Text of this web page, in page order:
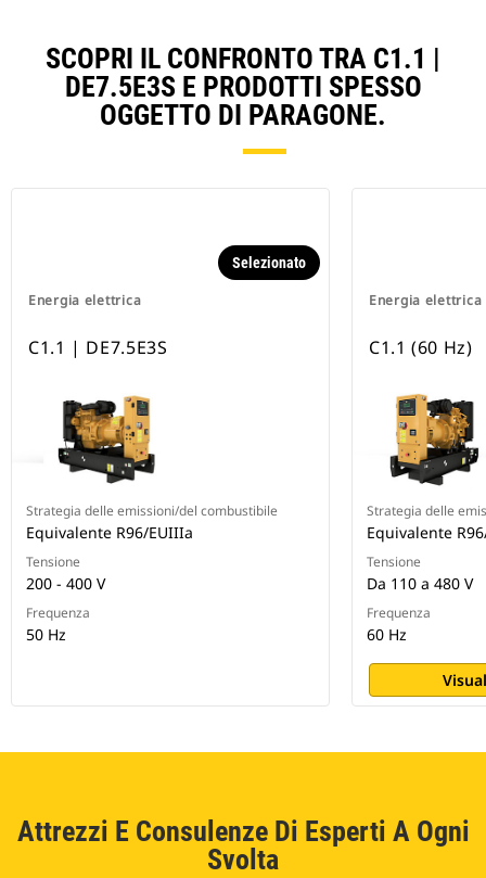
SCOPRI IL CONFRONTO TRA C1.1 |
DE7.5E3S E PRODOTTI SPESSO
OGGETTO DI PARAGONE.
Energia elettrica
Selezionato
C1.1 | DE7.5E3S
Strategia delle emissioni/del combustibile
Equivalente R96/EUIIIa
Tensione
200 - 400 V
Frequenza
50 Hz
Energia elettrica
C1.1 (60 Hz)
Strategia delle
Equivalente
Tensione
Da 110 a 480 V
Frequenza
60 Hz
Attrezzi E Consulenze Di Esperti A Ogni
Svolta